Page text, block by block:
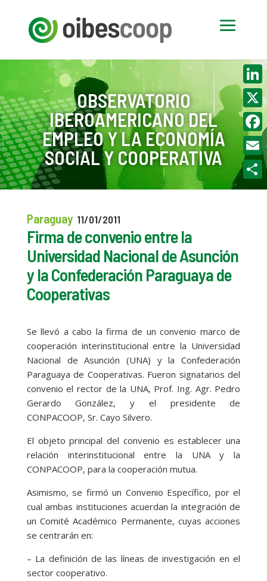
OBSERVATORIO
IBEROAMERICANO DEL
EMPLEO Y LA ECONOMÍA
SOCIAL Y COOPERATIVA
Paraguay 11/01/2011
Firma de convenio entre la
Universidad Nacional de Asunción
y la Confederación Paraguaya de
Cooperativas
Se llevó a cabo la firma de un convenio marco de
cooperación interinstitucional entre la Universidad
Nacional de Asunción (UNA) y la Confederación
Paraguaya de Cooperativas. Fueron signatarios del
convenio el rector de la UNA, Prof. Ing. Agr. Pedro
Gerardo González, y el presidente de
CONPACOOP, Sr. Cayo Silvero.
El objeto principal del convenio es establecer una
relación interinstitucional entre la UNA y la
CONPACOOP, para la cooperación mutua.
Asimismo, se firmó un Convenio Específico, por el
cual ambas instituciones acuerdan la integración de
un Comité Académico Permanente, cuyas acciones
se centrarán en:
– La definición de las líneas de investigación en el
sector cooperativo.
X
Email